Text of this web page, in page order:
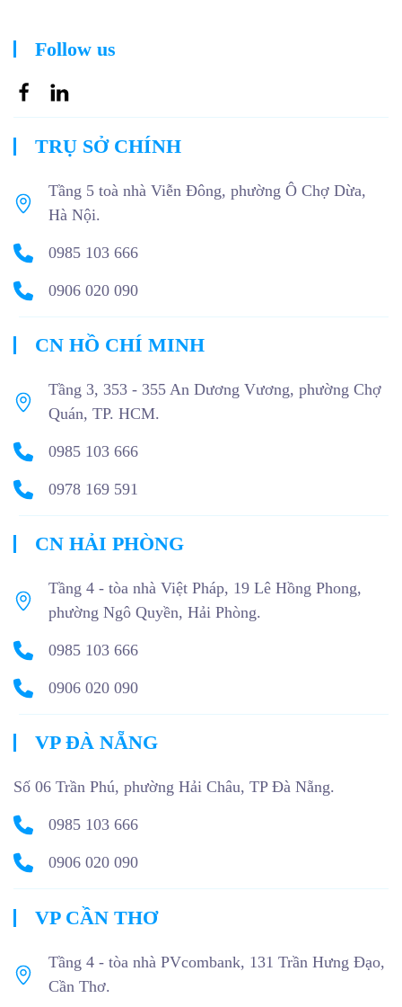
Follow us
TRỤ SỞ CHÍNH
Tầng 5 toà nhà Viễn Đông, phường Ô Chợ Dừa,
Hà Nội.
0985 103 666
0906 020 090
CN HỒ CHÍ MINH
Tầng 3, 353 - 355 An Dương Vương, phường Chợ
Quán, TP. HCM.
0985 103 666
0978 169 591
CN HẢI PHÒNG
Tầng 4 - tòa nhà Việt Pháp, 19 Lê Hồng Phong,
phường Ngô Quyền, Hải Phòng.
0985 103 666
0906 020 090
VP ĐÀ NẴNG
Số 06 Trần Phú, phường Hải Châu, TP Đà Nẵng.
0985 103 666
0906 020 090
VP CẦN THƠ
Tầng 4 - tòa nhà PVcombank, 131 Trần Hưng Đạo,
Cần Thơ.